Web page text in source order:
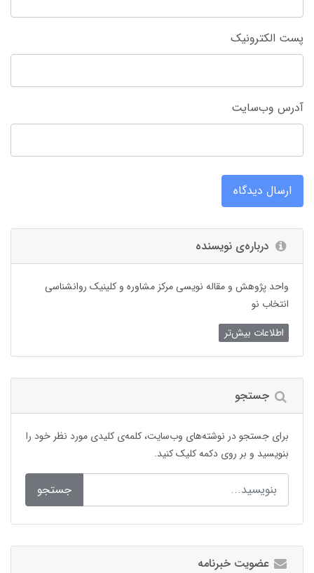
پست الکترونیک
آدرس وب‌سایت
ارسال دیدگاه
درباره‌ی نویسنده
واحد پژوهش و مقاله نویسی مرکز مشاوره و کلینیک روانشناسی
انتخاب نو
اطلاعات بیش‌تر
جستجو
برای جستجو در نوشته‌های وب‌سایت، کلمه‌ی کلیدی مورد نظر خود را
بنویسید و بر روی دکمه کلیک کنید.
جستجو
عضویت خبرنامه